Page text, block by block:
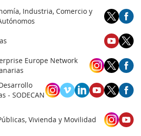
Industria, Comercio y
Europe Network
- SODECAN
Vivienda y Movilidad